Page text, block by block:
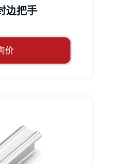
边把手
价